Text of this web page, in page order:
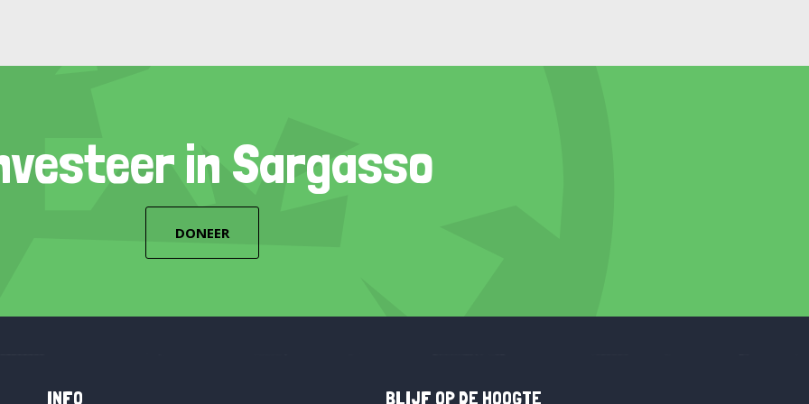
in Sargasso
DONEER
INFO BLIJF OP DE HOOGTE